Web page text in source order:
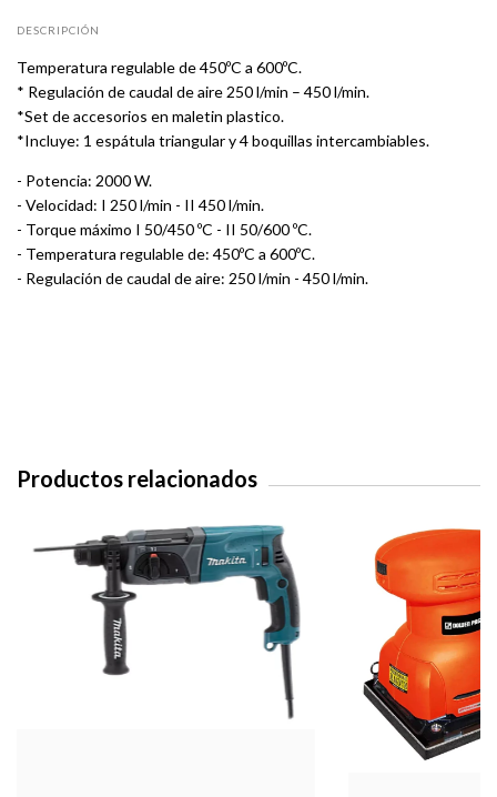
DESCRIPCIÓN
Temperatura regulable de 450ºC a 600ºC.
* Regulación de caudal de aire 250 l/min – 450 l/min.
*Set de accesorios en maletin plastico.
*Incluye: 1 espátula triangular y 4 boquillas intercambiables.
- Potencia: 2000 W.
- Velocidad: I 250 l/min - II 450 l/min.
- Torque máximo I 50/450 ºC - II 50/600 ºC.
- Temperatura regulable de: 450ºC a 600ºC.
- Regulación de caudal de aire: 250 l/min - 450 l/min.
Productos relacionados